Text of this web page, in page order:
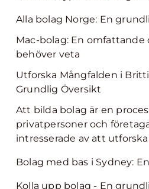
Alla bolag Norge: En
Mac-bolag: En omfattande
behöver veta
Utforska Mångfalden i
Grundlig Översikt
Att bilda bolag är en
privatpersoner och
intresserade av att utforska
Bolag med bas i Sydney:
Kolla upp bolag - En